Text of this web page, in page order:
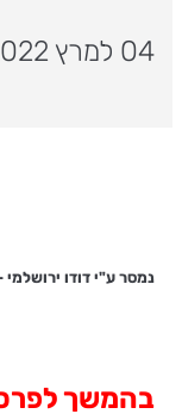
04 למרץ 2022
נמסר ע"י דודו
בהמשך